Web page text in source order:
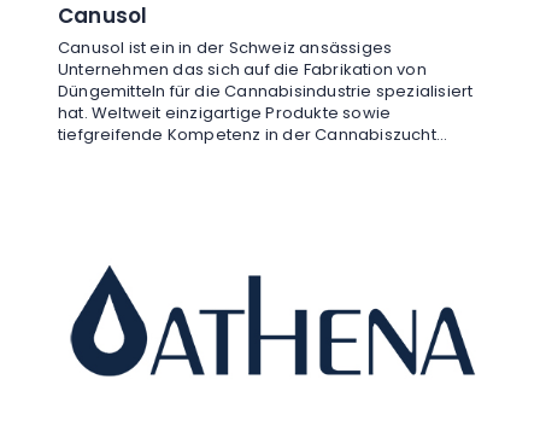
Canusol
Canusol ist ein in der Schweiz ansässiges
Unternehmen das sich auf die Fabrikation von
Düngemitteln für die Cannabisindustrie spezialisiert
hat. Weltweit einzigartige Produkte sowie
tiefgreifende Kompetenz in der Cannabiszucht